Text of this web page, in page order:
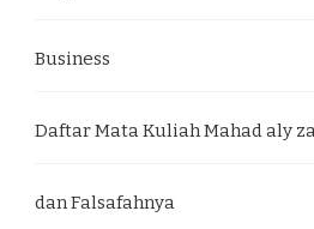
Business
Daftar Mata Kuliah Mahad aly
dan Falsafahnya